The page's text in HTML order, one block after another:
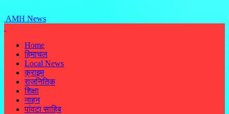
AMH News
Home
हिमाचल
Local News
क्राइम
राजनितिक
शिक्षा
नाहन
पांवटा साहिब